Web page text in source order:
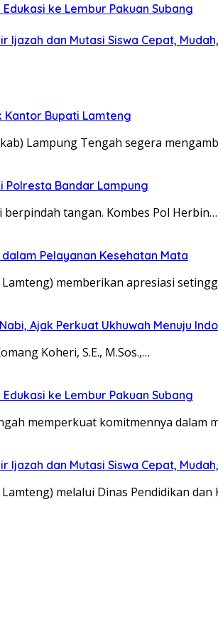
ke Lembur Pakuan Subang
dan Mutasi Siswa Cepat,
Kantor Bupati Lamteng
Lampung Tengah segera
Polresta Bandar Lampung
berpindah tangan. Kombes Pol Herbin…
Pelayanan Kesehatan Mata
memberikan apresiasi
Ajak Perkuat Ukhuwah Menuju
Koheri, S.E., M.Sos.,…
ke Lembur Pakuan Subang
memperkuat komitmennya dalam
dan Mutasi Siswa Cepat,
melalui Dinas Pendidikan dan